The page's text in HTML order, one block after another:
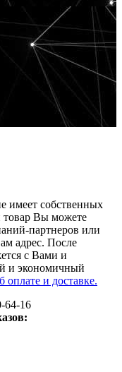
имеет собственных
товар Вы можете
партнеров или
адрес. После
с Вами и
и экономичный
оплате и доставке.
64-16